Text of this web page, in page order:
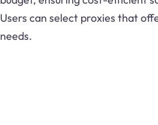
Users can select proxies that
needs.